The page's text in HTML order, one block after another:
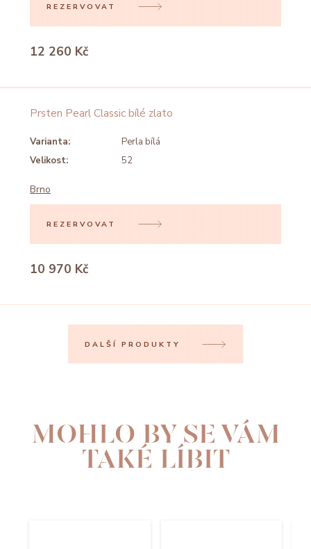
REZERVOVAT
12 260 Kč
Prsten Pearl Classic bílé zlato
Varianta:
Perla bílá
Velikost:
52
Brno
REZERVOVAT
10 970 Kč
DALŠÍ PRODUKTY
MOHLO BY SE VÁM
TAKÉ LÍBIT